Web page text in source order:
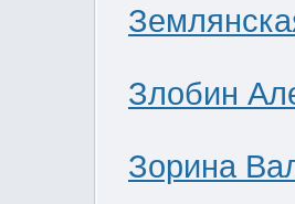
Злобин
Зорина